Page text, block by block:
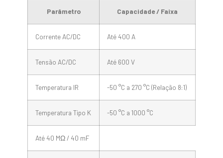
Parâmetro Capacidade / Faixa
Corrente AC/DC Até 400 A
Tensão AC/DC Até 600 V
Temperatura IR -50 °C a 270 °C (Relação 8:1)
Temperatura Tipo K -50 °C a 1000 °C
Até 40 MΩ / 40 mF